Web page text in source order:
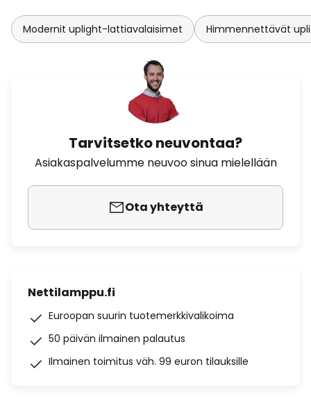
Modernit uplight-lattiavalaisimet Himmennettävät
Tarvitsetko neuvontaa?
Asiakaspalvelumme neuvoo sinua mielellään
Ota yhteyttä
Nettilamppu.fi
Euroopan suurin tuotemerkkivalikoima
50 päivän ilmainen palautus
Ilmainen toimitus väh. 99 euron tilauksille